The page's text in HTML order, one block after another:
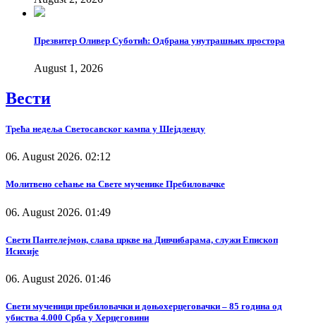
Презвитер Оливер Суботић: Одбрана унутрашњих простора
August 1, 2026
Вести
Трећа недеља Светосавског кампа у Шејдленду
06. August 2026. 02:12
Молитвено сећање на Свете мученике Пребиловачке
06. August 2026. 01:49
Свети Пантелејмон, слава цркве на Дивчибарама, служи Епископ
Исихије
06. August 2026. 01:46
Свети мученици пребиловачки и доњохерцеговачки – 85 година од
убиства 4.000 Срба у Херцеговини